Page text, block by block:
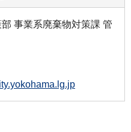
事業系廃棄物対策課 管